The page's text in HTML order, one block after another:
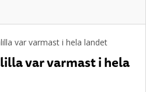
var varmast i hela